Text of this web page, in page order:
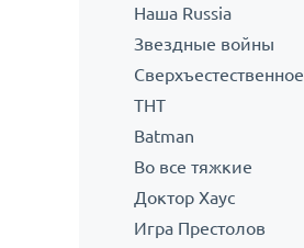
Наша Russia
Звездные войны
Сверхъестественное
ТНТ
Batman
Во все тяжкие
Доктор Хаус
Игра Престолов